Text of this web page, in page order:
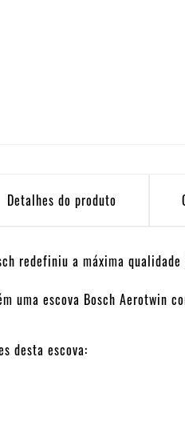
Detalhes do produto
redefiniu a máxima
uma escova Bosch Aerotwin
desta escova: